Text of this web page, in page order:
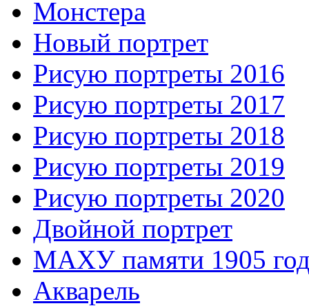
Монстера
Новый портрет
Рисую портреты 2016
Рисую портреты 2017
Рисую портреты 2018
Рисую портреты 2019
Рисую портреты 2020
Двойной портрет
МАХУ памяти 1905
Акварель